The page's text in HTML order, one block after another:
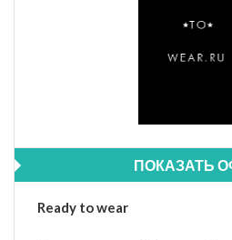
ПОКАЗАТЬ
Ready to wear